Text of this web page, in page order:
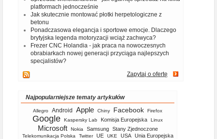
platformach jednocześnie
Jak skutecznie montować płotki herpetologiczne z
betonu
Ponadczasowa elegancja i sportowe emocje. Dlaczego
brytyjska legenda motoryzacji wciąż zachwyca?
Frezer CNC Holandia - jak praca na nowoczesnych
obrabiarkach nowej generacji przyciąga najlepszych
specjalistów?
Zapytaj o ofertę
Najpopularniejsze tematy artykułów
Allegro Android Apple Chiny Facebook Firefox
Google Kaspersky Lab Komisja Europejska Linux
Microsoft Nokia Samsung Stany Zjednoczone
Telekomunikacja Polska Twitter UE UKE USA Unia Europejska